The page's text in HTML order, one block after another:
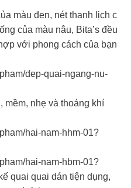
màu đen, nét thanh lịch c
của màu nâu, Bita’s đều
với phong cách của bạn
dep-quai-ngang-nu-
mềm, nhẹ và thoáng khí
hai-nam-hhm-01?
hai-nam-hbm-01?
quai quai dán tiện dụng,